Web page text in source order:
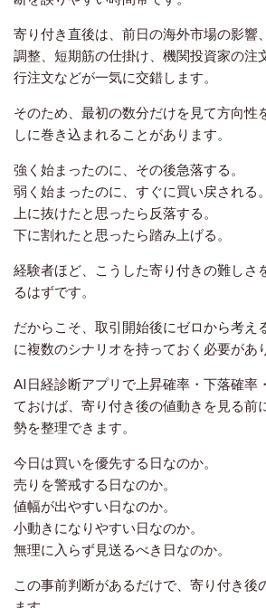
寄り付き直後は、前日の海外市場の影響
調整、短期筋の仕掛け、機関投資家の注
行注文などが一気に交錯します。
そのため、最初の数分だけを見て方向性
しに巻き込まれることがあります。
強く始まったのに、その後急落する。
弱く始まったのに、すぐに買い戻される。
上に抜けたと思ったら反落する。
下に割れたと思ったら踏み上げる。
経験者ほど、こうした寄り付きの難しさ
るはずです。
だからこそ、取引開始後にゼロから考え
に複数のシナリオを持っておく必要があ
AI日経診断アプリで上昇確率・下落確率
ておけば、寄り付き後の値動きを見る前
勢を整理できます。
今日は買いを優先する日なのか。
売りを警戒する日なのか。
値幅が出やすい日なのか。
小動きになりやすい日なのか。
無理に入らず見送るべき日なのか。
この事前判断があるだけで、寄り付き後